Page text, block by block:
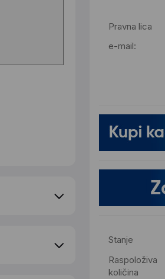
Pravna lica
e-mail:
Stanje
Raspoloživa
količina